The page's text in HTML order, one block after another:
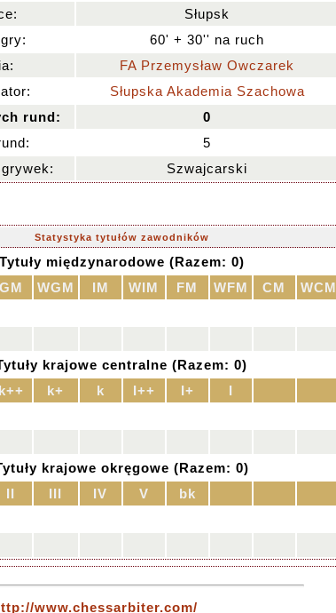
Słupsk
60' + 30'' na ruch
FA Przemysław Owczarek
Słupska Akademia Szachowa
rund:
0
5
Szwajcarski
Statystyka tytułów zawodników
Tytuły międzynarodowe (Razem: 0)
GM WGM IM WIM FM WFM CM
WCM
krajowe centralne (Razem: 0)
k++ k+ k I++ I+
I
krajowe okręgowe (Razem: 0)
II III IV V
bk
www.chessarbiter.com/